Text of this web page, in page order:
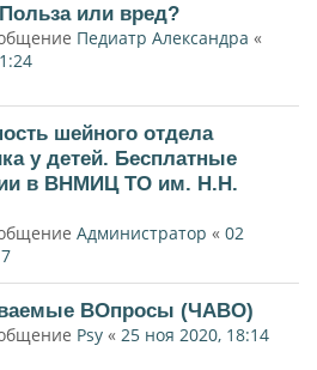
или вред?
Педиатр Александра «
шейного отдела
у детей. Бесплатные
в ВНМИЦ ТО им. Н.Н.
Администратор « 02
ВОпросы (ЧАВО)
Psy « 25 ноя 2020, 18:14